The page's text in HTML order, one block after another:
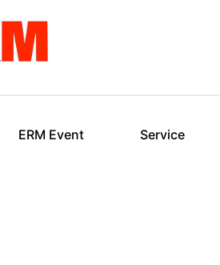
ERM Event Service